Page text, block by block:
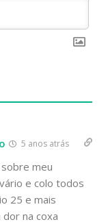
5 anos atrás
meu
e colo todos
25 e mais
na coxa